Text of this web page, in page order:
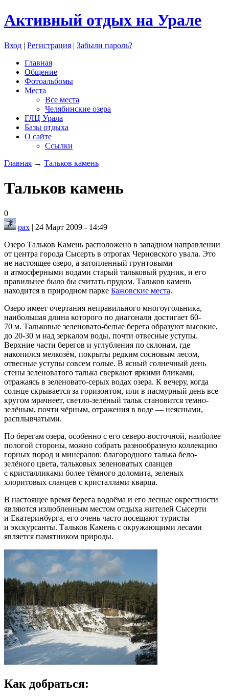
Активный отдых на Урале
Вход | Регистрация | Забыли пароль?
Главная
Общение
Фотоальбомы
Места
Все места
Челябинские озера
ГЛЦ Урала
Базы отдыха
О сайте
Ссылки
Главная → Тальков камень
Тальков камень
0
pax | 24 Март 2009 - 14:49
Озеро Тальков Камень расположено в западном направлении
от центра города Сысерть в отрогах Черновского увала. Это
не настоящее озеро, а затопленный грунтовыми
и атмосферными водами старый тальковый рудник, и его
правильнее было бы считать прудом. Тальков камень
находится в природном парке Бажовские места.
Озеро имеет очертания неправильного многоугольника,
наибольшая длина которого по диагонали достигает 60-
70 м. Тальковые зеленовато-белые берега образуют высокие,
до 20-30 м над зеркалом воды, почти отвесные уступы.
Верхние части берегов и углубления по склонам, где
накопился мелкозём, покрыты редким сосновым лесом,
отвесные уступы совсем голые. В ясный солнечный день
стены зеленоватого талька сверкают яркими бликами,
отражаясь в зеленовато-серых водах озера. К вечеру, когда
солнце скрывается за горизонтом, или в пасмурный день все
кругом мрачнеет, светло-зелёный тальк становится темно-
зелёным, почти чёрным, отражения в воде — неясными,
расплывчатыми.
По берегам озера, особенно с его северо-восточной, наиболее
пологой стороны, можно собрать разнообразную коллекцию
горных пород и минералов: благородного талька бело-
зелёного цвета, тальковых зеленоватых сланцев
с кристалликами более тёмного доломита, зеленых
хлоритовых сланцев с кристаллами кварца.
В настоящее время берега водоёма и его лесные окрестности
являются излюбленным местом отдыха жителей Сысерти
и Екатеринбурга, его очень часто посещают туристы
и экскурсанты. Тальков Камень с окружающими лесами
является памятником природы.
Как добраться: